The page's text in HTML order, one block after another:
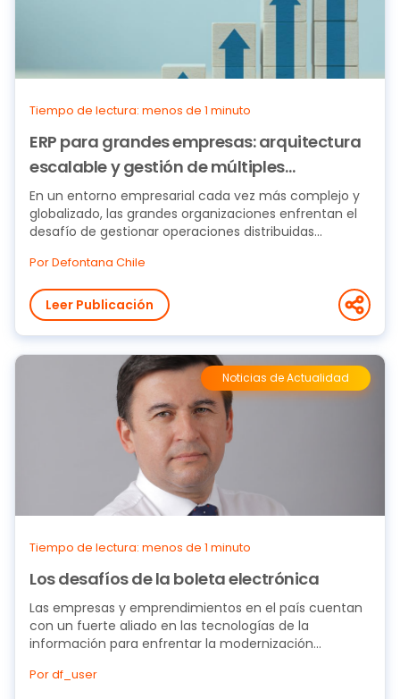
Tiempo de lectura: menos de 1 minuto
ERP para grandes empresas: arquitectura
escalable y gestión de múltiples
subsidiarias
En un entorno empresarial cada vez más complejo y
globalizado, las grandes organizaciones enfrentan el
desafío de gestionar operaciones distribuidas...
Por Defontana Chile
Leer Publicación
Noticias de Actualidad
Tiempo de lectura: menos de 1 minuto
Los desafíos de la boleta electrónica
Las empresas y emprendimientos en el país cuentan
con un fuerte aliado en las tecnologías de la
información para enfrentar la modernización...
Por df_user